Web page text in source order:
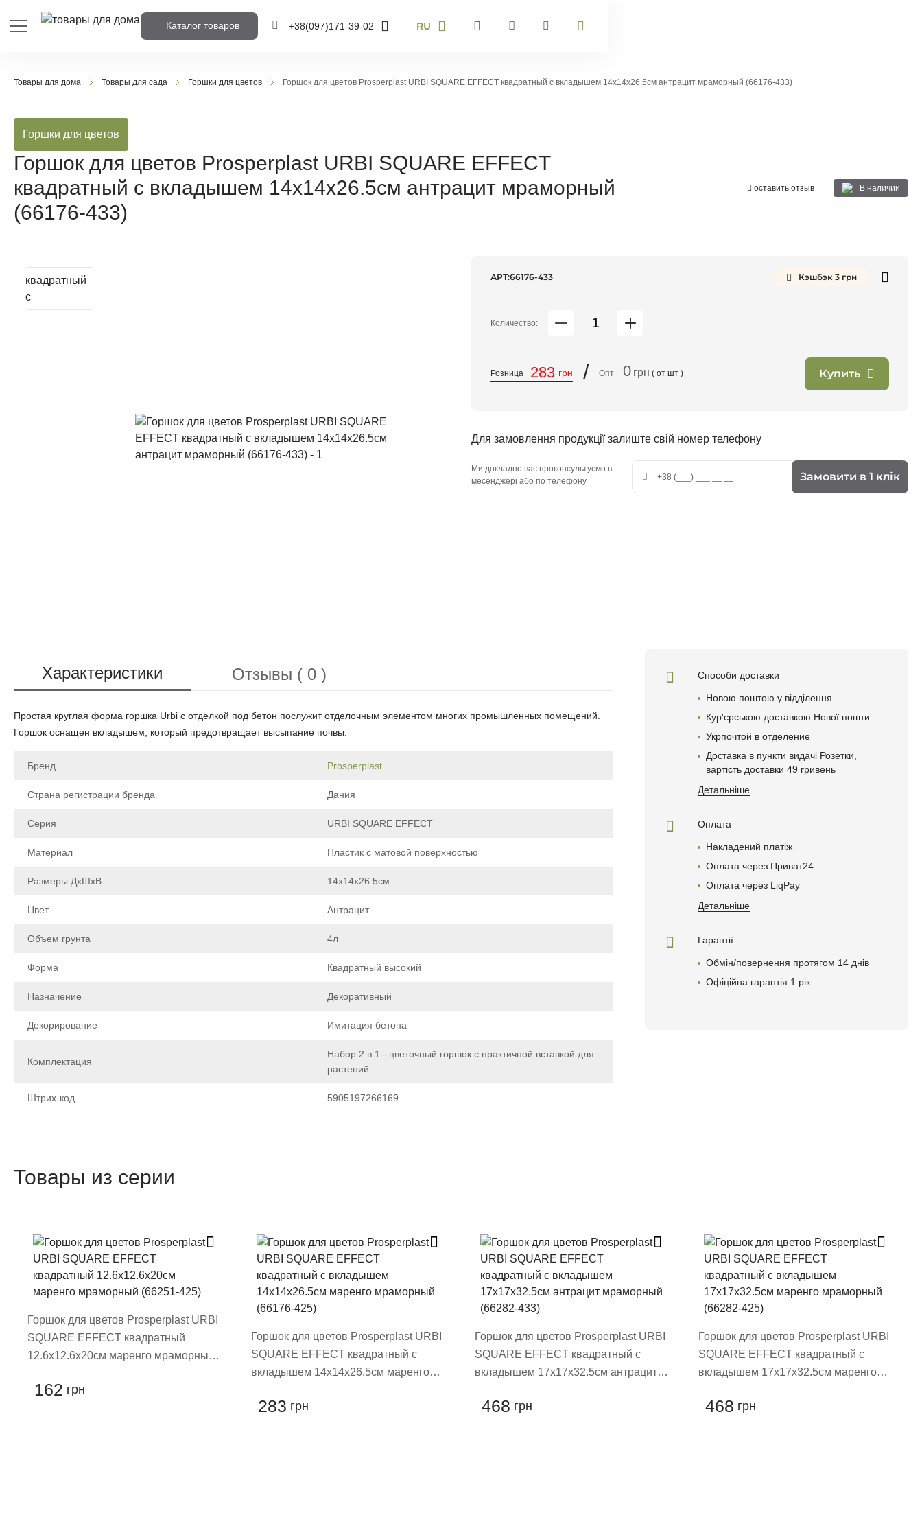
Каталог товаров +38(097)171-39-02
RU
EN
Товары для дома Товары для сада Горшки для цветов Горшок для цветов Prosperplast URBI SQUARE EFFECT квадратный с вкладышем 14х14х26.5см антрацит мраморный (66176-433)
Горшки для цветов
Горшок для цветов Prosperplast URBI SQUARE EFFECT
квадратный с вкладышем 14х14х26.5см антрацит мраморный
(66176-433)
оставить отзыв В наличии
АРТ:66176-433 Кэшбэк 3 грн
Количество:
Розница 283 грн / Опт 0 грн ( от шт ) Купить
Для замовлення продукції залиште свій номер телефону
Ми докладно вас проконсультуємо в
месенджері або по телефону
Замовити в 1 клік
Характеристики Отзывы ( 0 )
Простая круглая форма горшка Urbi с отделкой под бетон послужит отделочным элементом многих промышленных помещений.
Горшок оснащен вкладышем, который предотвращает высыпание почвы.
Бренд Prosperplast
Страна регистрации бренда Дания
Серия URBI SQUARE EFFECT
Материал Пластик с матовой поверхностью
Размеры ДхШхВ 14х14х26.5см
Цвет Антрацит
Объем грунта 4л
Форма Квадратный высокий
Назначение Декоративный
Декорирование Имитация бетона
Комплектация
Набор 2 в 1 - цветочный горшок с практичной вставкой для
растений
Штрих-код
5905197266169
Поставте оценку товару
Способи доставки
Новою поштою у відділення
Кур'єрською доставкою Нової пошти
Укрпочтой в отделениe
Доставка в пункти видачі Розетки,
вартість доставки 49 гривень
Детальніше
Оплата
Накладений платіж
Оплата через Приват24
Оплата через LiqPay
Детальніше
Гарантії
Обмін/повернення протягом 14 днів
Офіційна гарантія 1 рік
Товары из серии
Горшок для цветов Prosperplast URBI
SQUARE EFFECT квадратный
12.6х12.6х20см маренго мраморный
162 грн
Горшок для цветов Prosperplast URBI
SQUARE EFFECT квадратный с
вкладышем 14х14х26.5см маренго
283 грн
Горшок для цветов Prosperplast URBI
SQUARE EFFECT квадратный с
вкладышем 17х17х32.5см антрацит
468 грн
Горшок для цветов Prosperplast URBI
SQUARE EFFECT квадратный с
вкладышем 17х17х32.5см маренго
468 грн